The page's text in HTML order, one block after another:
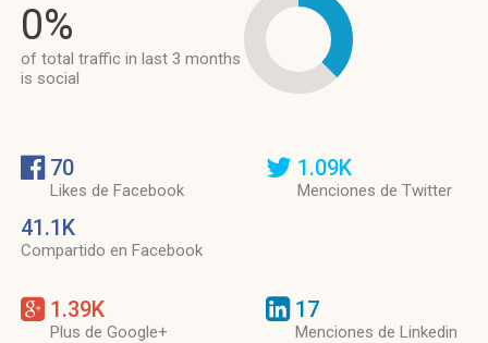
0%
of total traffic in last 3 months
is social
70
Likes de Facebook
41.1K
Compartido en Facebook
1.09K
Menciones de Twitter
1.39K
Plus de Google+
17
Menciones de Linkedin